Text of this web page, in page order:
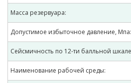
Масса резервуара:
Допустимое избыточное давление, Мпа:
Сейсмичность по 12-ти балльной
Наименование рабочей среды: